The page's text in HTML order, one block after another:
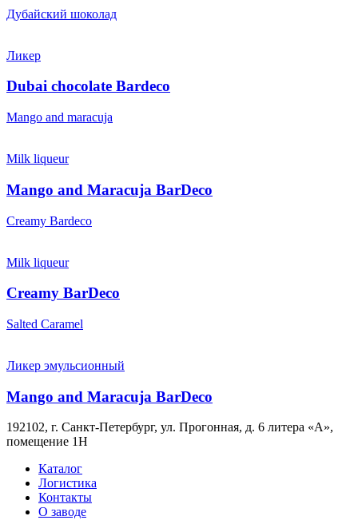
Дубайский шоколад
Ликер
Dubai chocolate Bardeco
Mango and maracuja
Milk liqueur
Mango and Maracuja BarDeco
Creamy Bardeco
Milk liqueur
Creamy BarDeco
Salted Caramel
Ликер эмульсионный
Mango and Maracuja BarDeco
192102, г. Санкт-Петербург, ул. Прогонная, д. 6 литера «А»,
помещение 1Н
Каталог
Логистика
Контакты
О заводе